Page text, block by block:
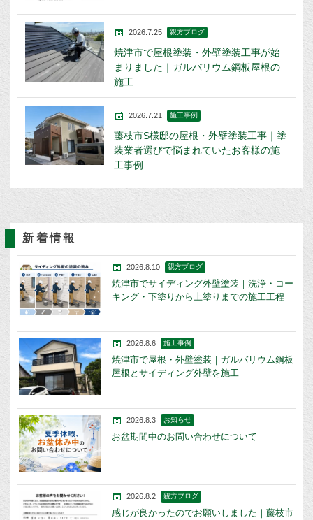
2026.7.25 親方ブログ
焼津市で屋根塗装・外壁塗装工事が始
まりました｜ガルバリウム鋼板屋根の
施工
2026.7.21 施工事例
藤枝市S様邸の屋根・外壁塗装工事｜塗
装業者選びで悩まれていたお客様の施
工事例
新着情報
2026.8.10 親方ブログ
焼津市でサイディング外壁塗装｜洗浄・コー
キング・下塗りから上塗りまでの施工工程
2026.8.6 施工事例
焼津市で屋根・外壁塗装｜ガルバリウム鋼板
屋根とサイディング外壁を施工
2026.8.3 お知らせ
お盆期間中のお問い合わせについて
2026.8.2 親方ブログ
感じが良かったのでお願いしました｜藤枝市